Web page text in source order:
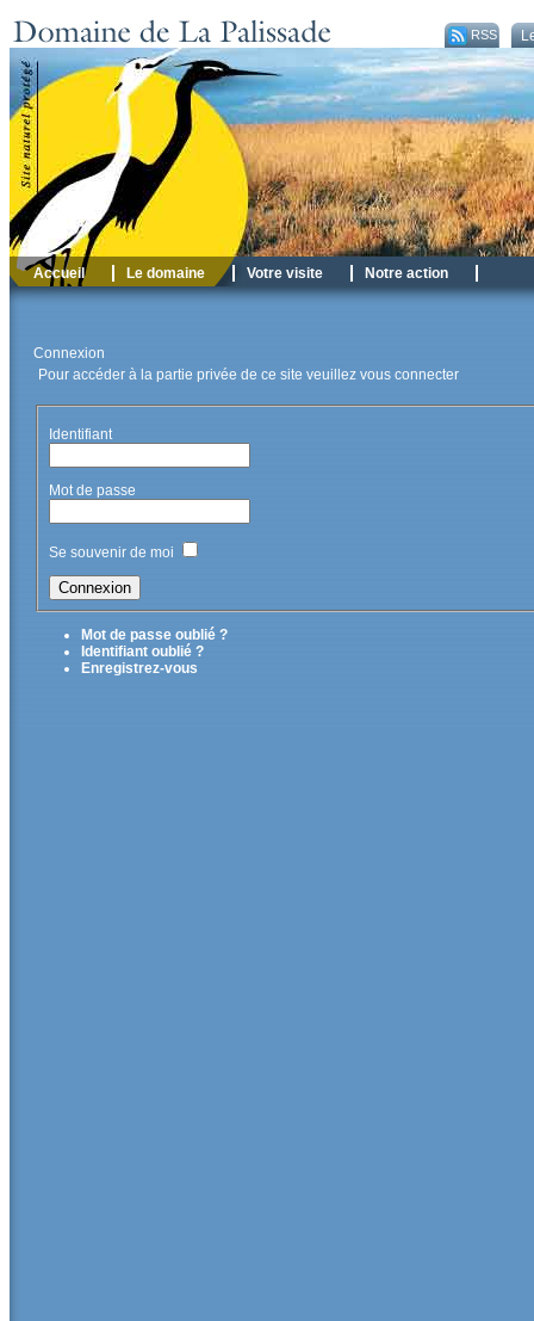
RSS
Accueil Le domaine Votre visite Notre action
Connexion
Pour accéder à la partie privée de ce site veuillez vous connecter
Identifiant
Mot de passe
Se souvenir de moi
Mot de passe oublié ?
Identifiant oublié ?
Enregistrez-vous